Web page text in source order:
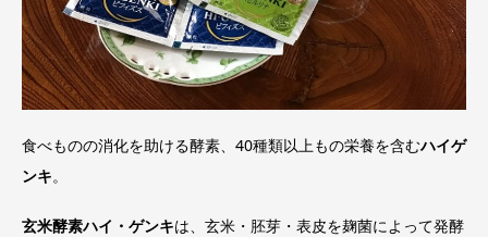
食べものの消化を助ける酵素、40種類以上もの栄養を含むハイゲ
ンキ。
玄米酵素ハイ・ゲンキは、玄米・胚芽・表皮を麹菌によって発酵